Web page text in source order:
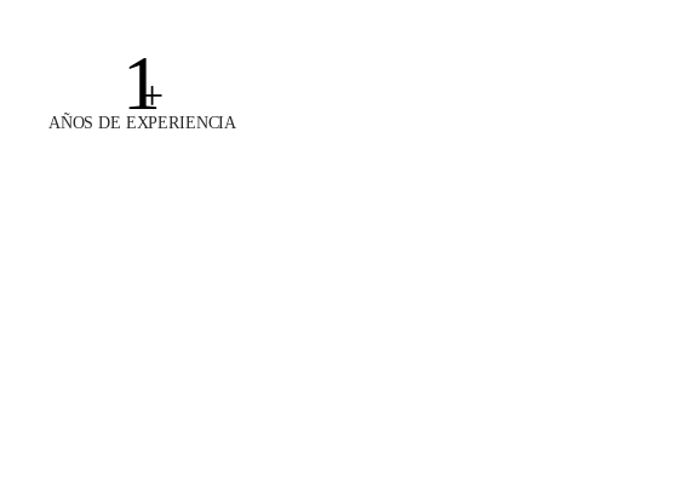
1
+
AÑOS DE EXPERIENCIA